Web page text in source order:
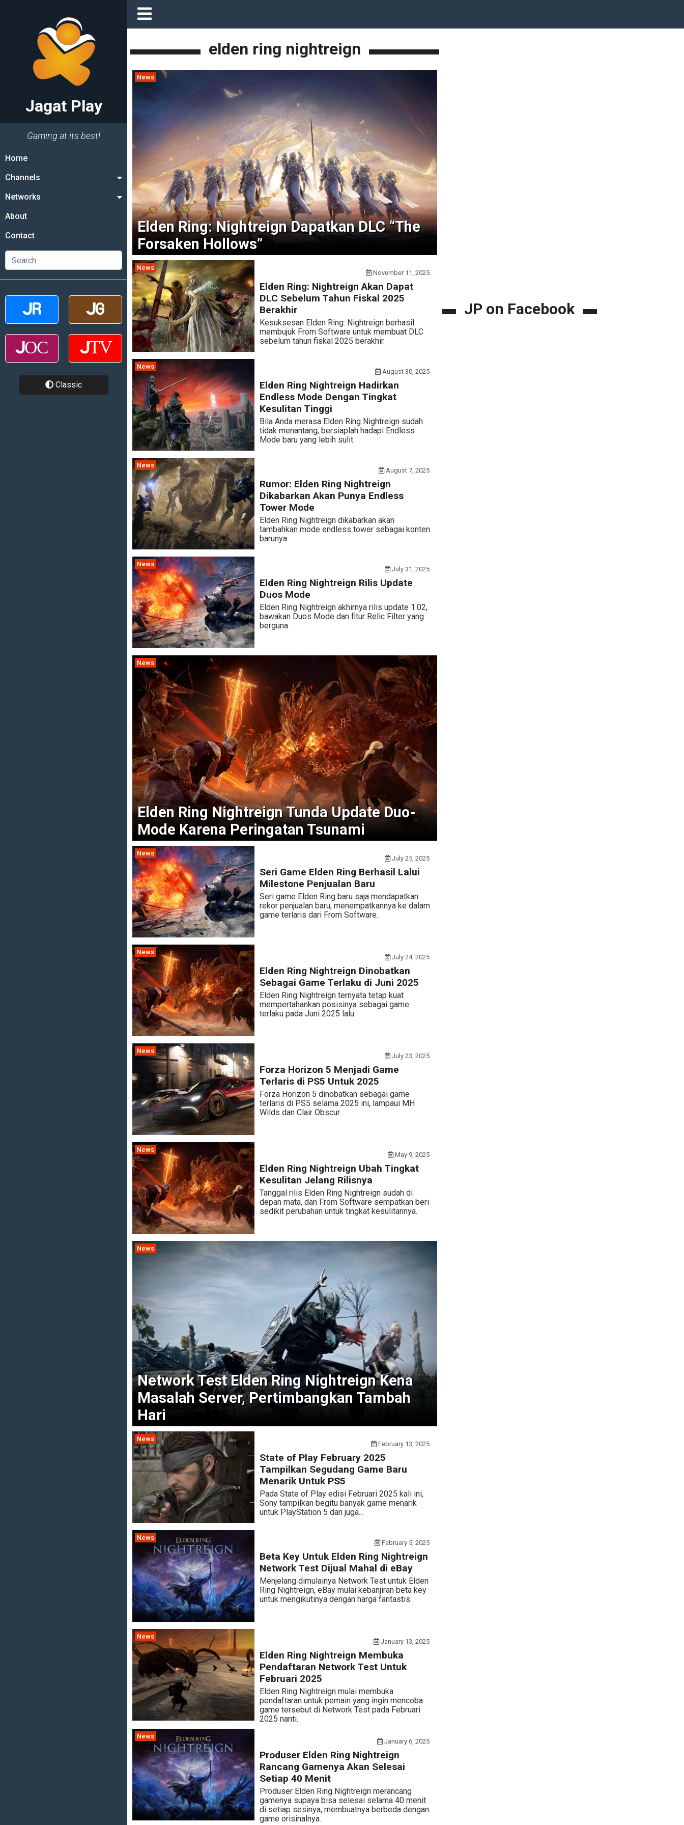
Jagat Play
Gaming at its best!
Home
Channels
Networks
About
Contact
Classic
elden ring nightreign
News
Elden Ring: Nightreign Dapatkan DLC “The
Forsaken Hollows”
News
November 11, 2025
Elden Ring: Nightreign Akan Dapat
DLC Sebelum Tahun Fiskal 2025
Berakhir
Kesuksesan Elden Ring: Nightreign berhasil
membujuk From Software untuk membuat DLC
sebelum tahun fiskal 2025 berakhir.
News
August 30, 2025
Elden Ring Nightreign Hadirkan
Endless Mode Dengan Tingkat
Kesulitan Tinggi
Bila Anda merasa Elden Ring Nightreign sudah
tidak menantang, bersiaplah hadapi Endless
Mode baru yang lebih sulit.
News
August 7, 2025
Rumor: Elden Ring Nightreign
Dikabarkan Akan Punya Endless
Tower Mode
Elden Ring Nightreign dikabarkan akan
tambahkan mode endless tower sebagai konten
barunya.
News
July 31, 2025
Elden Ring Nightreign Rilis Update
Duos Mode
Elden Ring Nightreign akhirnya rilis update 1.02,
bawakan Duos Mode dan fitur Relic Filter yang
berguna.
News
Elden Ring Nightreign Tunda Update Duo-
Mode Karena Peringatan Tsunami
News
July 25, 2025
Seri Game Elden Ring Berhasil Lalui
Milestone Penjualan Baru
Seri game Elden Ring baru saja mendapatkan
rekor penjualan baru, menempatkannya ke dalam
game terlaris dari From Software.
News
July 24, 2025
Elden Ring Nightreign Dinobatkan
Sebagai Game Terlaku di Juni 2025
Elden Ring Nightreign ternyata tetap kuat
mempertahankan posisinya sebagai game
terlaku pada Juni 2025 lalu.
News
July 23, 2025
Forza Horizon 5 Menjadi Game
Terlaris di PS5 Untuk 2025
Forza Horizon 5 dinobatkan sebagai game
terlaris di PS5 selama 2025 ini, lampaui MH
Wilds dan Clair Obscur.
News
May 9, 2025
Elden Ring Nightreign Ubah Tingkat
Kesulitan Jelang Rilisnya
Tanggal rilis Elden Ring Nightreign sudah di
depan mata, dan From Software sempatkan beri
sedikit perubahan untuk tingkat kesulitannya.
News
Network Test Elden Ring Nightreign Kena
Masalah Server, Pertimbangkan Tambah
Hari
News
February 13, 2025
State of Play February 2025
Tampilkan Segudang Game Baru
Menarik Untuk PS5
Pada State of Play edisi Februari 2025 kali ini,
Sony tampilkan begitu banyak game menarik
untuk PlayStation 5 dan juga…
News
February 5, 2025
Beta Key Untuk Elden Ring Nightreign
Network Test Dijual Mahal di eBay
Menjelang dimulainya Network Test untuk Elden
Ring Nightreign, eBay mulai kebanjiran beta key
untuk mengikutinya dengan harga fantastis.
News
January 13, 2025
Elden Ring Nightreign Membuka
Pendaftaran Network Test Untuk
Februari 2025
Elden Ring Nightreign mulai membuka
pendaftaran untuk pemain yang ingin mencoba
game tersebut di Network Test pada Februari
2025 nanti.
News
January 6, 2025
Produser Elden Ring Nightreign
Rancang Gamenya Akan Selesai
Setiap 40 Menit
Produser Elden Ring Nightreign merancang
gamenya supaya bisa selesai selama 40 menit
di setiap sesinya, membuatnya berbeda dengan
game orisinalnya.
JP on Facebook